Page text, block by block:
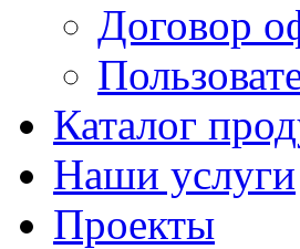
Договор
Каталог
Наши услуги
Проекты